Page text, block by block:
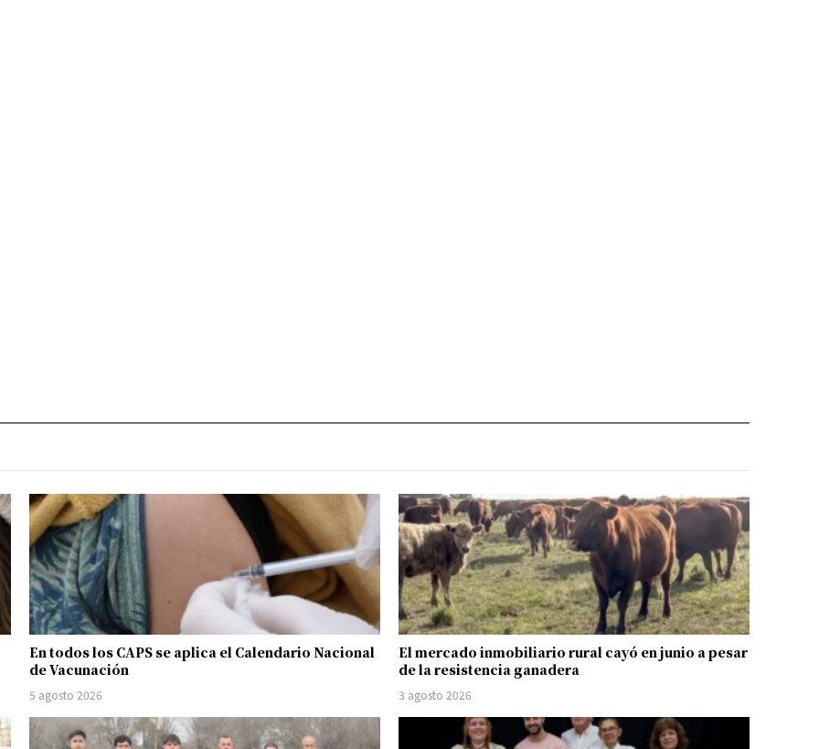
En todos los CAPS se aplica el Calendario Nacional
de Vacunación
5 agosto 2026
El mercado inmobiliario rural cayó en junio a pesar
de la resistencia ganadera
3 agosto 2026